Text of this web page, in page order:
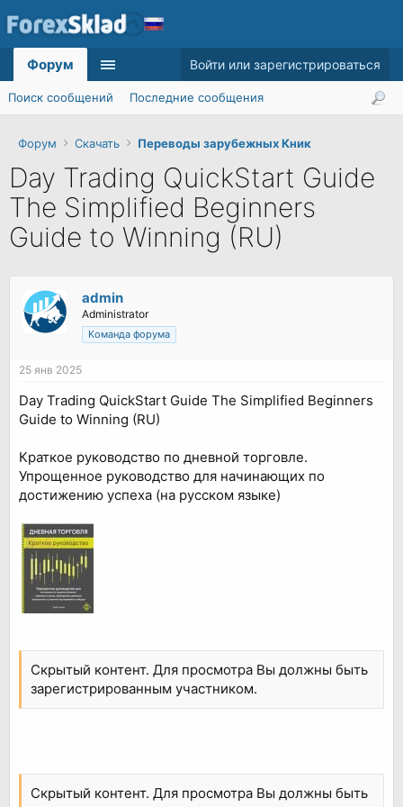
Форум Скачать Переводы зарубежных Кник
Day Trading QuickStart Guide
The Simplified Beginners
Guide to Winning (RU)
admin
Administrator
Команда форума
25 янв 2025
Day Trading QuickStart Guide The Simplified Beginners
Guide to Winning (RU)
Краткое руководство по дневной торговле.
Упрощенное руководство для начинающих по
достижению успеха (на русском языке)
Скрытый контент. Для просмотра Вы должны быть
зарегистрированным участником.
Скрытый контент. Для просмотра Вы должны быть
Форум
Поиск сообщений Последние сообщения
Войти или зарегистрироваться